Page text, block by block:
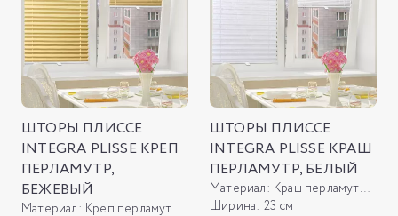
ШТОРЫ ПЛИССЕ
INTEGRA PLISSE КРЕП
ПЕРЛАМУТР,
БЕЖЕВЫЙ
Материал: Креп перламутр, бежевый
ШТОРЫ ПЛИССЕ
INTEGRA PLISSE КРАШ
ПЕРЛАМУТР, БЕЛЫЙ
Материал: Краш перламутр, белый
Ширина: 23 см